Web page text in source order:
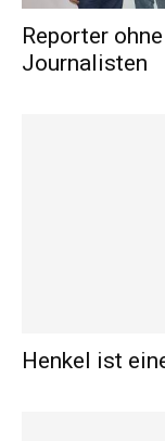
Reporter
Journalisten
Henkel ist